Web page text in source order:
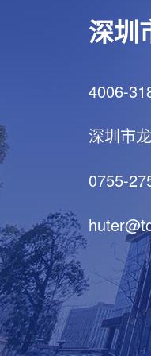
深圳
4006-
深圳市
0755-